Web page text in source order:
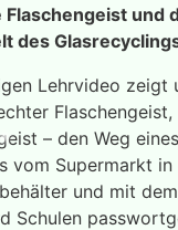
und
des
Lehrvideo zeigt
Flaschengeist,
– den Weg eines
vom Supermarkt in
und mit
Schulen